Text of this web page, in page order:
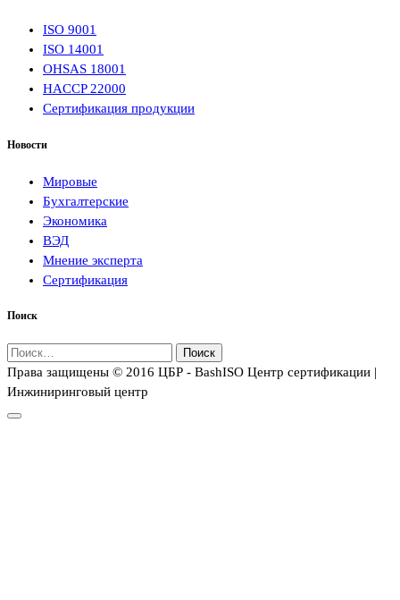
ISO 9001
ISO 14001
OHSAS 18001
HACCP 22000
Сертификация продукции
Новости
Мировые
Бухгалтерские
Экономика
ВЭД
Мнение эксперта
Сертификация
Поиск
Найти:
Права защищены © 2016 ЦБР - BashISO Центр сертификации |
Инжиниринговый центр